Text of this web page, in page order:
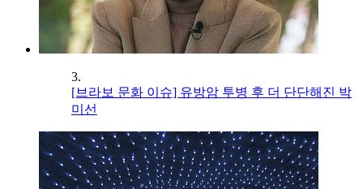
3.
[브라보 문화 이슈] 유방암 투병 후 더 단단해진 박
미선